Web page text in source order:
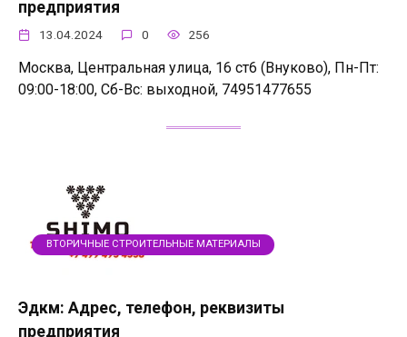
предприятия
13.04.2024 0 256
Москва, Центральная улица, 16 ст6 (Внуково), Пн-Пт:
09:00-18:00, Сб-Вс: выходной, 74951477655
ВТОРИЧНЫЕ СТРОИТЕЛЬНЫЕ МАТЕРИАЛЫ
Эдкм: Адрес, телефон, реквизиты
предприятия